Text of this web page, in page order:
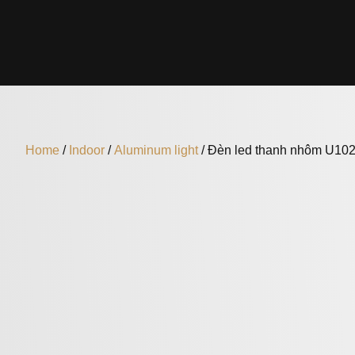
Home / Indoor /Aluminum light/ Đèn led thanh nhôm